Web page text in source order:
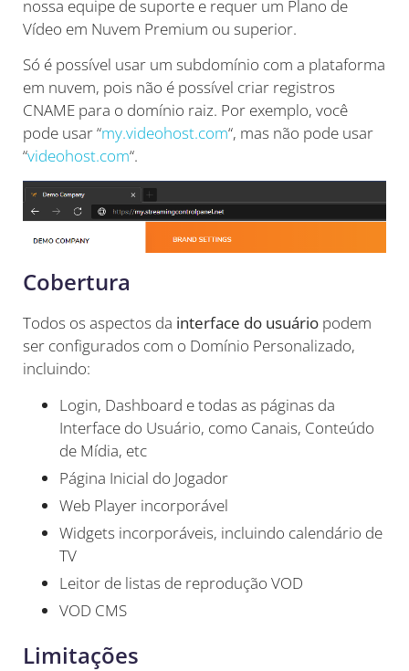
nossa equipe de suporte e requer um Plano de
Vídeo em Nuvem Premium ou superior.
Só é possível usar um subdomínio com a plataforma
em nuvem, pois não é possível criar registros
CNAME para o domínio raiz. Por exemplo, você
pode usar “my.videohost.com“, mas não pode usar
“videohost.com“.
Cobertura
Todos os aspectos da interface do usuário podem
ser configurados com o Domínio Personalizado,
incluindo:
Login, Dashboard e todas as páginas da
Interface do Usuário, como Canais, Conteúdo
de Mídia, etc
Página Inicial do Jogador
Web Player incorporável
Widgets incorporáveis, incluindo calendário de
TV
Leitor de listas de reprodução VOD
VOD CMS
Limitações